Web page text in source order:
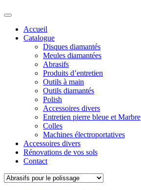
Accueil
Catalogue
Disques diamantés
Meules diamantées
Abrasifs
Produits d’entretien
Outils à main
Outils diamantés
Polish
Accessoires divers
Entretien pierre bleue et Marbre
Colles
Machines électroportatives
Accessoires divers
Rénovations de vos sols
Contact